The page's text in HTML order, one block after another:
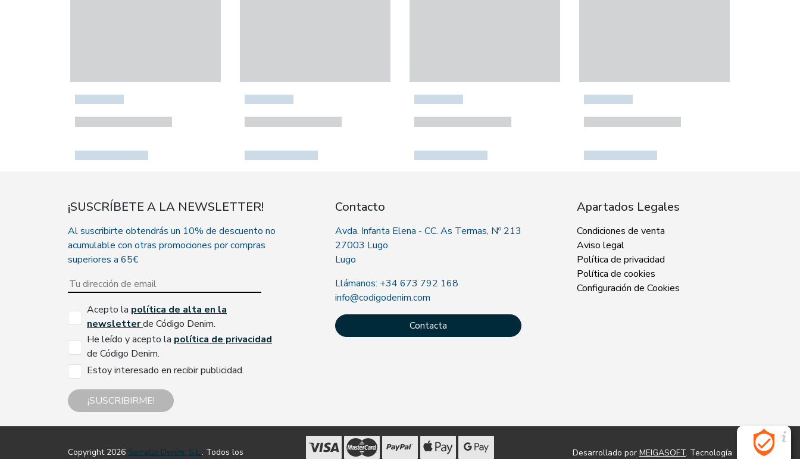
¡SUSCRÍBETE A LA NEWSLETTER!
Al suscribirte obtendrás un 10% de descuento no
acumulable con otras promociones por compras
superiores a 65€
Acepto la política de alta en la
newsletterde Código Denim.
He leído y acepto la política de privacidad
de Código Denim.
Estoy interesado en recibir publicidad.
¡SUSCRIBIRME!
Contacto
Avda. Infanta Elena - CC. As Termas, Nº 213
27003 Lugo
Lugo
Llámanos: +34 673 792 168
info@codigodenim.com
Contacta
Apartados Legales
Condiciones de venta
Aviso legal
Política de privacidad
Política de cookies
Configuración de Cookies
Copyright 2026 Serrallo Denim, S.L.. Todos los Desarrollado por MEIGASOFT. Tecnología